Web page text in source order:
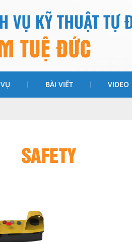
BÀI VIẾT VIDEO
SAFETY